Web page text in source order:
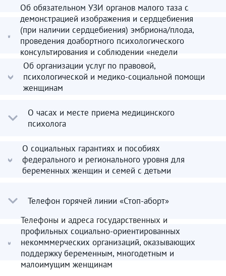
Об обязательном УЗИ органов малого таза с
демонстрацией изображения и сердцебиения
(при наличии сердцебиения) эмбриона/плода,
проведения доабортного психологического
консультирования и соблюдении «недели
тишины»
Об организации услуг по правовой,
психологической и медико-социальной помощи
женщинам
О часах и месте приема медицинского
психолога
О социальных гарантиях и пособиях
федерального и регионального уровня для
беременных женщин и семей с детьми
Телефон горячей линии «Стоп-аборт»
Телефоны и адреса государственных и
профильных социально-ориентированных
некомммерческих организаций, оказывающих
поддержку беременным, многодетным и
малоимущим женщинам